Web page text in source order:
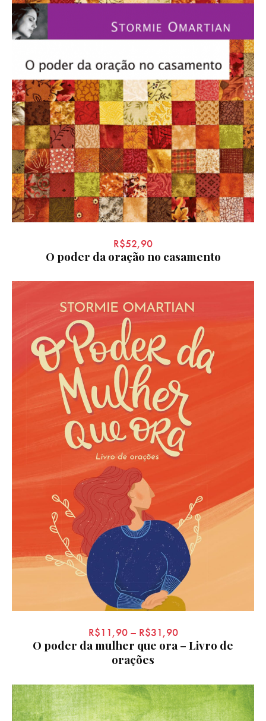
O poder da oração no casamento
R$52,90
O poder da mulher que ora – Livro de
orações
R$11,90– R$31,90